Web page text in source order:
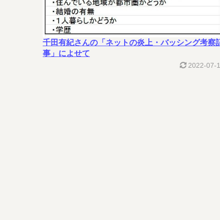
千田有紀さんの「ネットの炎上・バッシング考察
事」によせて
2022-07-